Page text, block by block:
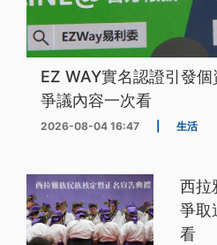
EZ WAY實名認證引發
爭議內容一次看
2026-08-04 16:47 生活
西拉
爭取
看